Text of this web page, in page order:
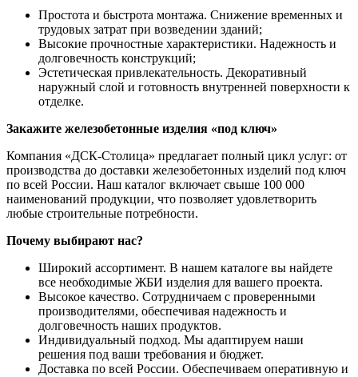
Простота и быстрота монтажа. Снижение временных и
трудовых затрат при возведении зданий;
Высокие прочностные характеристики. Надежность и
долговечность конструкций;
Эстетическая привлекательность. Декоративный
наружный слой и готовность внутренней поверхности к
отделке.
Закажите железобетонные изделия «под ключ»
Компания «ДСК-Столица» предлагает полный цикл услуг: от
производства до доставки железобетонных изделий под ключ
по всей России. Наш каталог включает свыше 100 000
наименований продукции, что позволяет удовлетворить
любые строительные потребности.
Почему выбирают нас?
Широкий ассортимент. В нашем каталоге вы найдете
все необходимые ЖБИ изделия для вашего проекта.
Высокое качество. Сотрудничаем с проверенными
производителями, обеспечивая надежность и
долговечность наших продуктов.
Индивидуальный подход. Мы адаптируем наши
решения под ваши требования и бюджет.
Доставка по всей России. Обеспечиваем оперативную и